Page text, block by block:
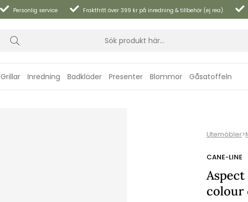
Personlig service Fraktfritt över 399 kr på inredning & tillbehör (ej rea)
Grillar Inredning Badkläder Presenter Blommor Gåsatoffeln
Utemöbler>
CANE-LINE
colour